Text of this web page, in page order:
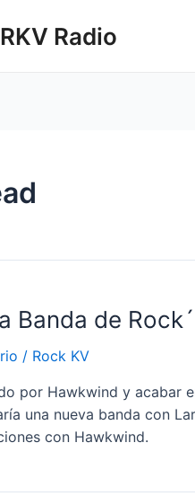
RKV Radio
Banda de
/ Rock KV
por Hawkwind y acabar
una nueva banda con
con Hawkwind.